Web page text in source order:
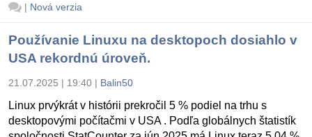
| Nová verzia
Používanie Linuxu na desktopoch dosiahlo v
USA rekordnú úroveň.
21.07.2025 | 19:40 | Balin50
Linux prvýkrát v histórii prekročil 5 % podiel na trhu s
desktopovými počítačmi v USA . Podľa globálnych štatistík